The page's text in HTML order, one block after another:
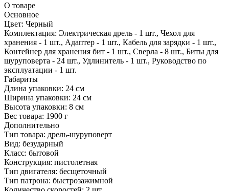
О товаре
Основное
Цвет: Черный
Комплектация: Электрическая дрель - 1 шт., Чехол для
хранения - 1 шт., Адаптер - 1 шт., Кабель для зарядки - 1 шт.,
Контейнер для хранения бит - 1 шт., Сверла - 8 шт., Биты для
шуруповерта - 24 шт., Удлинитель - 1 шт., Руководство по
эксплуатации - 1 шт.
Габариты
Длина упаковки: 24 см
Ширина упаковки: 24 см
Высота упаковки: 8 см
Вес товара: 1900 г
Дополнительно
Тип товара: дрель-шуруповерт
Вид: безударный
Класс: бытовой
Конструкция: пистолетная
Тип двигателя: бесщеточный
Тип патрона: быстрозажимной